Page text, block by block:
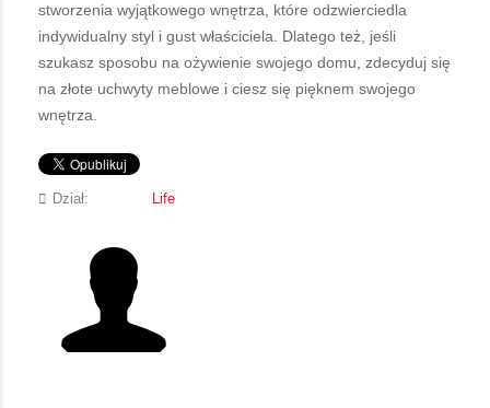
stworzenia wyjątkowego wnętrza, które odzwierciedla
indywidualny styl i gust właściciela. Dlatego też, jeśli
szukasz sposobu na ożywienie swojego domu, zdecyduj się
na złote uchwyty meblowe i ciesz się pięknem swojego
wnętrza.
Dział: Life